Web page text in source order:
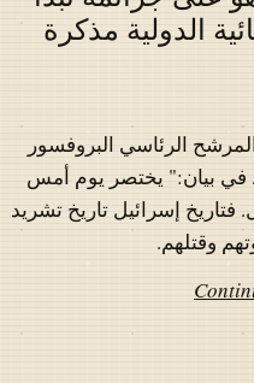
الدولية مذكرة
الرئاسي البروفسور
في بيان:" يختصر يوم أمس
فتاريخ إسرائيل تاريخ تشريد
وقتلهم.